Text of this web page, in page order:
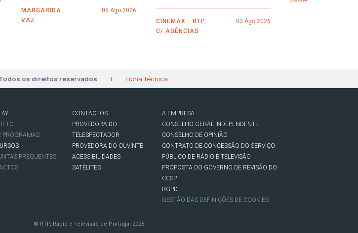
MARGARIDA
VAZ
05 Ago 2026
CINEMAX - RTP
C/ AGÊNCIAS
03 Ago 2026
os direitos reservados | Ficha Técnica
PROGRAMAS
FREQUENTES
CONTACTOS
PROVEDORA DO
TELESPECTADOR
PROVEDORA DO OUVINTE
ACESSIBILIDADES
SATÉLITES
A EMPRESA
CONSELHO GERAL INDEPENDENTE
CONSELHO DE OPINIÃO
CONTRATO DE CONCESSÃO DO SERVIÇO
PÚBLICO DE RÁDIO E TELEVISÃO
PROPOSTA DO GOVERNO DE REVISÃO DO
CCSP
RGPD
GESTÃO DAS DEFINIÇÕES DE COOKIES
© RTP, Rádio e Televisão de Portugal 2026